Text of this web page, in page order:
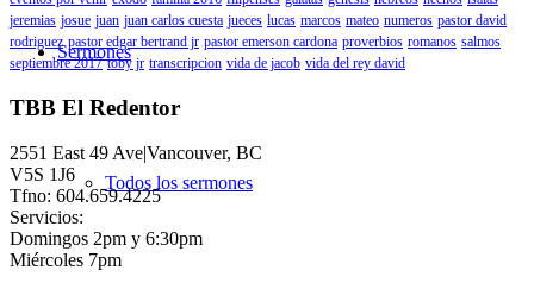
Sermones
Todos los sermones
jeremias josue juan juan carlos cuesta jueces lucas marcos mateo numeros pastor david
rodriguez pastor edgar bertrand jr pastor emerson cardona proverbios romanos salmos
septiembre 2017 toby jr transcripcion vida de jacob vida del rey david
TBB El Redentor
2551 East 49 Ave|Vancouver, BC
V5S 1J6
Tfno: 604.659.4225
Servicios:
Domingos 2pm y 6:30pm
Miércoles 7pm